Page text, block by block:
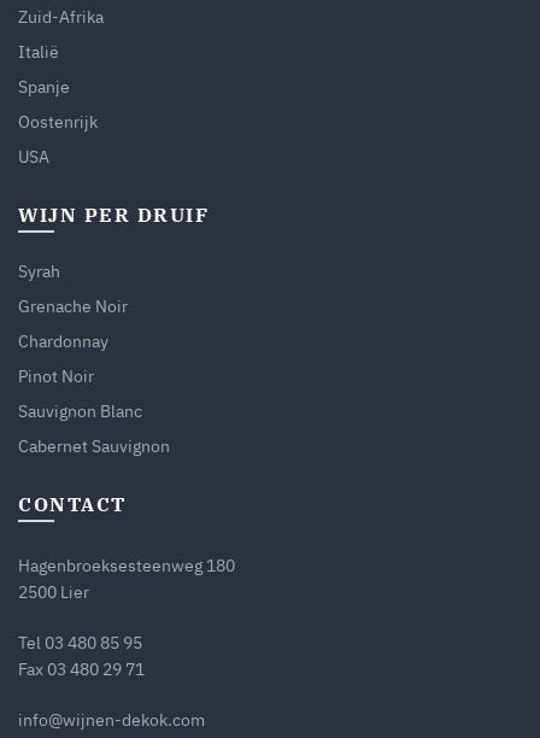
Zuid-Afrika
Italië
Spanje
Oostenrijk
USA
WIJN PER DRUIF
Syrah
Grenache Noir
Chardonnay
Pinot Noir
Sauvignon Blanc
Cabernet Sauvignon
CONTACT
Hagenbroeksesteenweg 180
2500 Lier
Tel 03 480 85 95
Fax 03 480 29 71
info@wijnen-dekok.com